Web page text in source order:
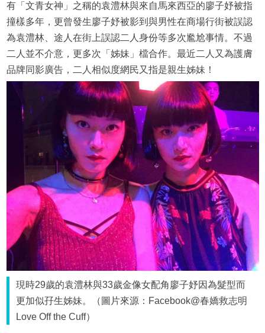
有「文青女神」之稱的袁澧林與來自馬來西亞的廖子妤被指
撞樣多年，更曾發生廖子妤被影到與男性在商場行街被誤認
為袁澧林、途人在街上誤認二人身份等多次尷尬事情。不過
二人並不介意，更多次「姊妹」檔合作。最近二人又為護膚
品牌同影廣告，二人相似度網民又指是親生姊妹！
現時29歲的袁澧林與33歲金像女配角廖子妤因為髮型而
更加似孖生姊妹。（圖片來源：Facebook@春嬌救志明
Love Off the Cuff）